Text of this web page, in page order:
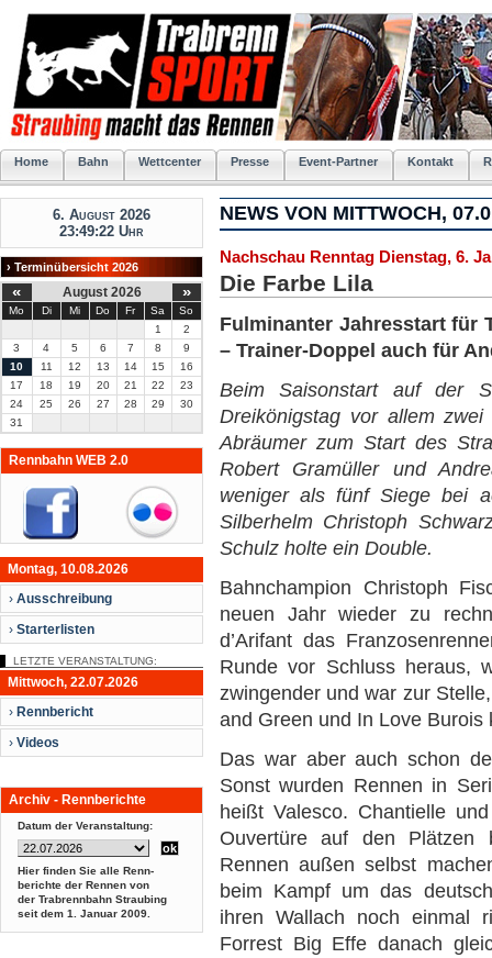
Home Bahn Wettcenter Presse Event-Partner Kontakt
6. August 2026
23:49:22 Uhr
› Terminübersicht 2026
« August 2026 »
Mo Di Mi Do Fr Sa
So
1
2
3
4 5 6 7 8
9
10
11 12 13 14 15
16
17
18 19 20 21 22
23
24
25 26 27 28 29
30
31
Rennbahn WEB 2.0
Montag, 10.08.2026
› Ausschreibung
› Starterlisten
LETZTE VERANSTALTUNG:
Mittwoch, 22.07.2026
› Rennbericht
› Videos
Archiv - Rennberichte
Datum der Veranstaltung:
Hier finden Sie alle Renn-
berichte der Rennen von
der Trabrennbahn Straubing
seit dem 1. Januar 2009.
NEWS VON MITTWOCH,
Nachschau Renntag Dienstag, 6.
Die Farbe Lila
Fulminanter Jahresstart für
– Trainer-Doppel auch für
Beim Saisonstart auf der
Dreikönigstag vor allem
Abräumer zum Start des
Robert Gramüller und
weniger als fünf Siege bei
Silberhelm Christoph
Schulz holte ein Double.
Bahnchampion Christoph
neuen Jahr wieder zu
d’Arifant das
Runde vor Schluss heraus,
zwingender und war zur
and Green und In Love
Das war aber auch schon
Sonst wurden Rennen in
heißt Valesco. Chantielle
Ouvertüre auf den Plätzen
Rennen außen selbst
beim Kampf um das
ihren Wallach noch einmal
Forrest Big Effe danach